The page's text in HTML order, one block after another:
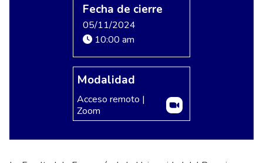
Fecha de cierre
05/11/2024
10:00 am
Modalidad
Acceso remoto |
Zoom